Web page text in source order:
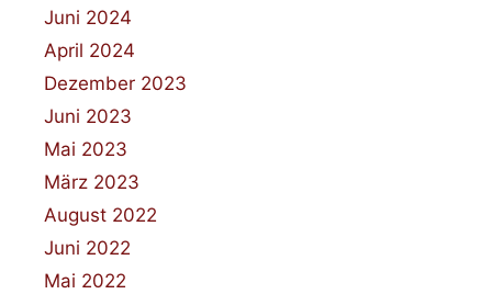
Juni 2024
April 2024
Dezember 2023
Juni 2023
Mai 2023
März 2023
August 2022
Juni 2022
Mai 2022